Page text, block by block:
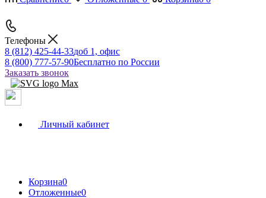
Телефоны
8 (812) 425-44-33доб 1, офис
8 (800) 777-57-90Бесплатно по России
Заказать звонок
Личный кабинет
Корзина0
Отложенные0